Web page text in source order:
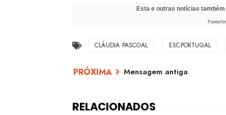
Esta e outras notícias
Fonte/
CLÁUDIA PASCOAL ESCPORTUGAL
Mensagem antiga